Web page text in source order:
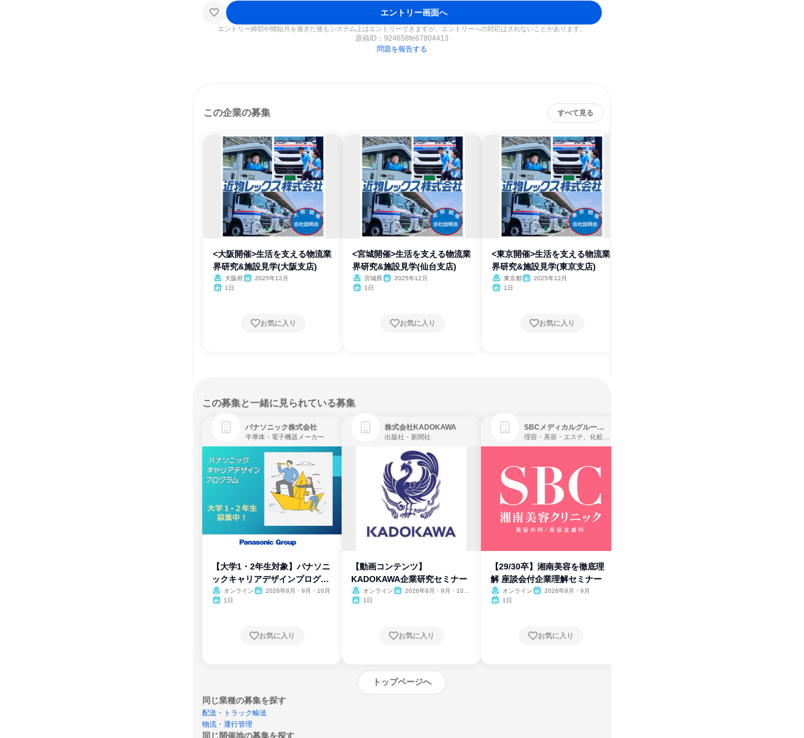
エントリー画面へ
エントリー締切や開始月を過ぎた後もシステム上はエントリーできますが、エントリーへの対応はされないことがあります。
原稿ID： 924658fe67804413
問題を報告する
この企業の募集 すべて見る
<大阪開催>生活を支える物流業
界研究&施設見学(大阪支店)
大阪府
2025年12月
1日
お気に入り
<宮城開催>生活を支える物流業
界研究&施設見学(仙台支店)
宮城県
2025年12月
1日
お気に入り
<東京開催>生活を支える物流業
界研究&施設見学(東京支店)
東京都
2025年12月
1日
お気に入り
この募集と一緒に見られている募集
パナソニック株式会社
半導体・電子機器メーカー
【大学1・2年生対象】パナソニ
ックキャリアデザインプログラ
ム
オンライン
2026年8月・9月・10月
1日
お気に入り
株式会社KADOKAWA
出版社・新聞社
【動画コンテンツ】
KADOKAWA企業研究セミナー
オンライン
2026年8月・9月・10
1日
お気に入り
SBCメディカルグループ株式会社
理容・美容・エステ、化粧品・理美容用品小売、医療・病院
【29/30卒】湘南美容を徹底理
解 座談会付企業理解セミナー
オンライン
2026年8月・9月
1日
お気に入り
トップページへ
同じ業種の募集を探す
配送・トラック輸送
物流・運行管理
同じ開催地の募集を探す